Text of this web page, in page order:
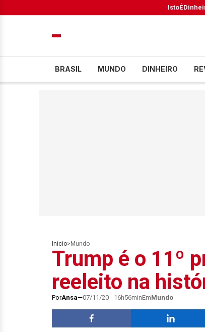
IstoÉ
BRASIL MUNDO DINHEIRO
Início> Mundo
Trump é o 11º
reeleito na
PorAnsa 07/11/20 - 16h56minEmMundo